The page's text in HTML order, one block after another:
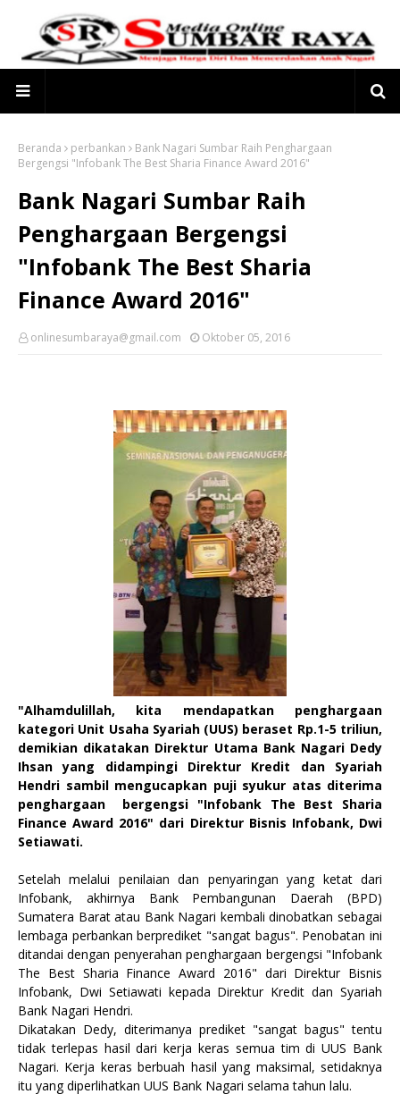
Beranda perbankan
Bank Nagari Sumbar Raih Penghargaan
Bergengsi "Infobank The Best Sharia Finance Award 2016"
Bank Nagari Sumbar Raih
Penghargaan Bergengsi
"Infobank The Best Sharia
Finance Award 2016"
onlinesumbaraya@gmail.com Oktober 05, 2016
"Alhamdulillah, kita mendapatkan penghargaan
kategori Unit Usaha Syariah (UUS) beraset Rp.1-5 triliun,
demikian dikatakan Direktur Utama Bank Nagari Dedy
Ihsan yang didampingi Direktur Kredit dan Syariah
Hendri sambil mengucapkan puji syukur atas diterima
penghargaan bergengsi "Infobank The Best Sharia
Finance Award 2016" dari Direktur Bisnis Infobank, Dwi
Setiawati.
Setelah melalui penilaian dan penyaringan yang ketat dari
Infobank, akhirnya
Bank Pembangunan Daerah (BPD)
Sumatera Barat atau Bank Nagari kembali dinobatkan sebagai
lembaga perbankan berprediket "sangat bagus". Penobatan ini
ditandai dengan penyerahan penghargaan bergengsi "Infobank
The Best Sharia Finance Award 2016" dari Direktur Bisnis
Infobank, Dwi Setiawati kepada Direktur Kredit dan Syariah
Bank Nagari Hendri.
Dikatakan Dedy, diterimanya prediket "sangat bagus" tentu
tidak terlepas hasil dari kerja keras semua tim di UUS Bank
Nagari. Kerja keras berbuah hasil yang maksimal, setidaknya
itu yang diperlihatkan UUS Bank Nagari selama tahun lalu.